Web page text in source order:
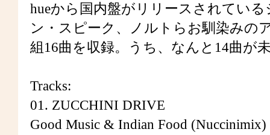
hueから国内盤がリリースされてい
ン・スピーク、ノルトらお馴染みの
組16曲を収録。うち、なんと14曲が
Tracks:
01. ZUCCHINI DRIVE
Good Music & Indian Food (Nuccinimix)